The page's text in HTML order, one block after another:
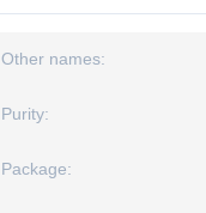
Other names:
Purity:
Package: